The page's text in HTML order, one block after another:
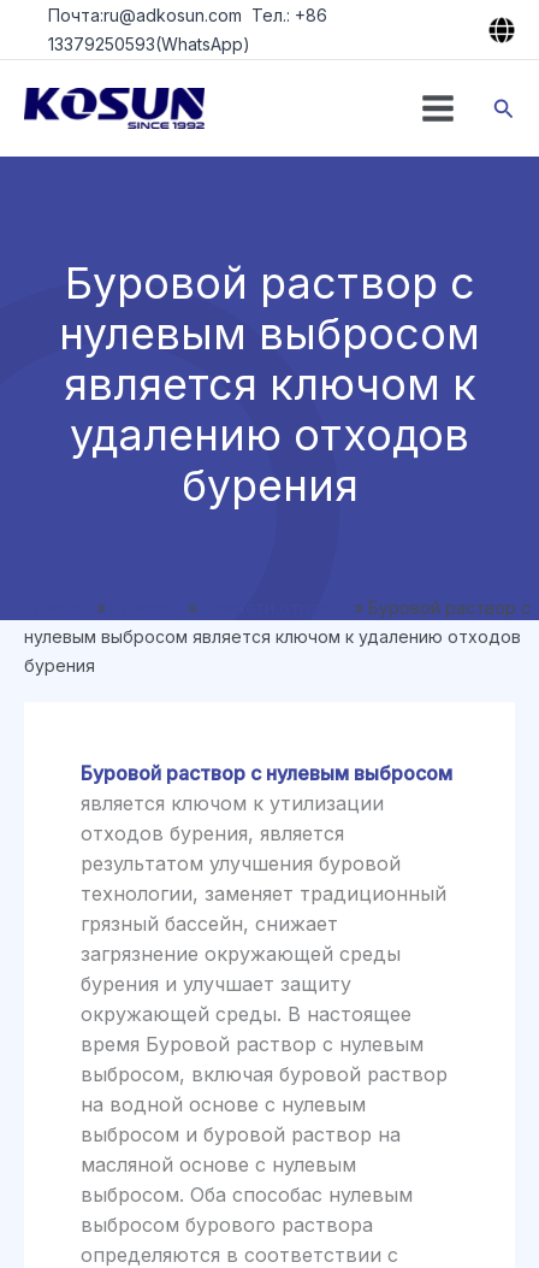
ПерейтиПочта:ru@adkosun.com Тел.: +86
13379250593(WhatsApp)
Буровой раствор с
нулевым выбросом
является ключом к
удалению отходов
бурения
» » » Буровой раствор с
нулевым выбросом является ключом к удалению отходов
бурения
Буровой раствор с нулевым выбросом
является ключом к утилизации
отходов бурения, является
результатом улучшения буровой
технологии, заменяет традиционный
грязный бассейн, снижает
загрязнение окружающей среды
бурения и улучшает защиту
окружающей среды. В настоящее
время Буровой раствор с нулевым
выбросом, включая буровой раствор
на водной основе с нулевым
выбросом и буровой раствор на
масляной основе с нулевым
выбросом. Оба способас нулевым
выбросом бурового раствора
определяются в соответствии с